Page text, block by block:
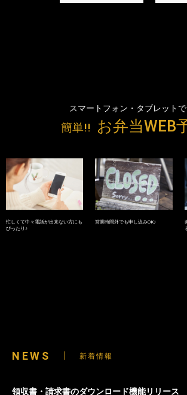
スマートフォン・タブレット
簡単!! お弁当WEB
忙しくて中々電話が出来ない方にも
ぴったり♪
営業時間外でも申し込みOK♪
NEWS 新着情報
領収書・請求書のダウンロード機能リリース